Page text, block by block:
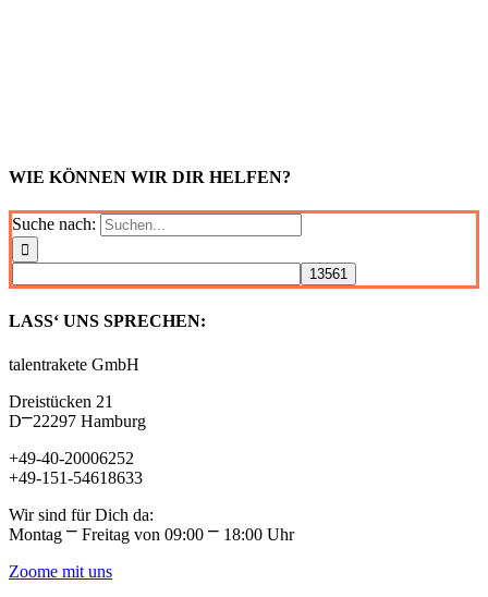
WIE KÖNNEN WIR DIR HELFEN?
Suche nach:
LASS‘ UNS SPRECHEN:
talentrakete GmbH
Dreistücken 21
D⎻22297 Hamburg
+49-40-20006252
+49-151-54618633
Wir sind für Dich da:
Montag ⎻ Freitag von 09:00 ⎻ 18:00 Uhr
Zoome mit uns